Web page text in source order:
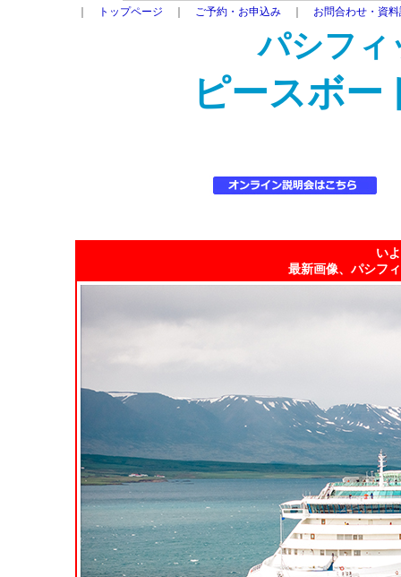
トップページ ご予約・お申込み お問合わせ・資
パシフィ
ピースボー
い
最新画像、パシフ